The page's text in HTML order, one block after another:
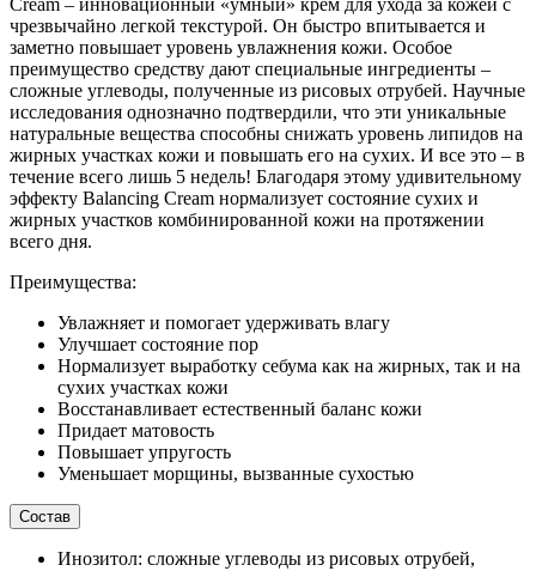
Cream – инновационный «умный» крем для ухода за кожей с
чрезвычайно легкой текстурой. Он быстро впитывается и
заметно повышает уровень увлажнения кожи. Особое
преимущество средству дают специальные ингредиенты –
сложные углеводы, полученные из рисовых отрубей. Научные
исследования однозначно подтвердили, что эти уникальные
натуральные вещества способны снижать уровень липидов на
жирных участках кожи и повышать его на сухих. И все это – в
течение всего лишь 5 недель! Благодаря этому удивительному
эффекту Balancing Cream нормализует состояние сухих и
жирных участков комбинированной кожи на протяжении
всего дня.
Преимущества:
Увлажняет и помогает удерживать влагу
Улучшает состояние пор
Нормализует выработку себума как на жирных, так и на
сухих участках кожи
Восстанавливает естественный баланс кожи
Придает матовость
Повышает упругость
Уменьшает морщины, вызванные сухостью
Состав
Инозитол: сложные углеводы из рисовых отрубей,